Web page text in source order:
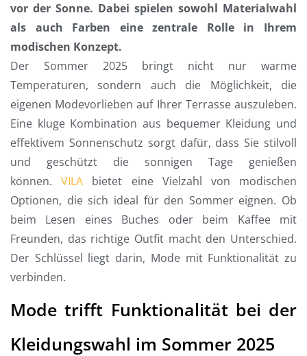
vor der Sonne. Dabei spielen sowohl Materialwahl
als auch Farben eine zentrale Rolle in Ihrem
modischen Konzept.
Der Sommer 2025 bringt nicht nur warme
Temperaturen, sondern auch die Möglichkeit, die
eigenen Modevorlieben auf Ihrer Terrasse auszuleben.
Eine kluge Kombination aus bequemer Kleidung und
effektivem Sonnenschutz sorgt dafür, dass Sie stilvoll
und geschützt die sonnigen Tage genießen
können.VILA bietet eine Vielzahl von modischen
Optionen, die sich ideal für den Sommer eignen. Ob
beim Lesen eines Buches oder beim Kaffee mit
Freunden, das richtige Outfit macht den Unterschied.
Der Schlüssel liegt darin, Mode mit Funktionalität zu
verbinden.
Mode trifft Funktionalität bei der
Kleidungswahl im Sommer 2025